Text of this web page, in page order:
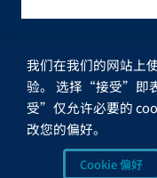
版权所有 Brandt
我们在我们的网站上
验。 选择“接受”即
受”仅允许必要的
改您的偏好。
Cookie 偏好